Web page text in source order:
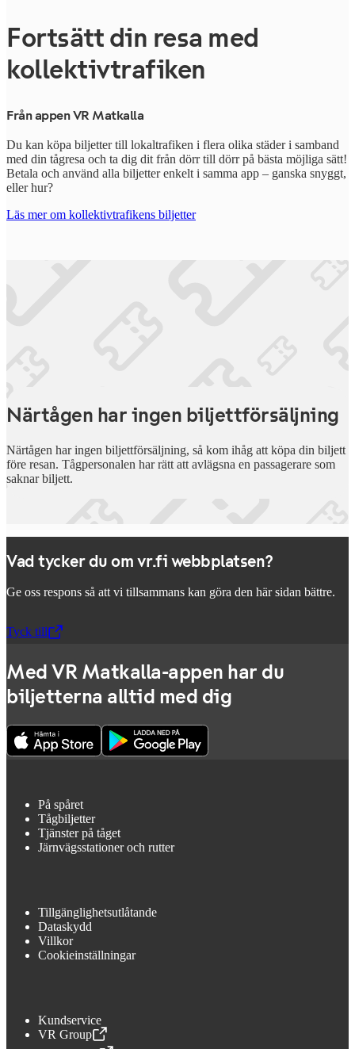
Fortsätt din resa med
kollektivtrafiken
Från appen VR Matkalla
Du kan köpa biljetter till lokaltrafiken i flera olika städer i samband
med din tågresa och ta dig dit från dörr till dörr på bästa möjliga sätt!
Betala och använd alla biljetter enkelt i samma app – ganska snyggt,
eller hur?
Läs mer om kollektivtrafikens biljetter
Närtågen har ingen biljettförsäljning
Närtågen har ingen biljettförsäljning, så kom ihåg att köpa din biljett
före resan. Tågpersonalen har rätt att avlägsna en passagerare som
saknar biljett.
Vad tycker du om vr.fi webbplatsen?
Ge oss respons så att vi tillsammans kan göra den här sidan bättre.
Tyck till
,Öppnas i en ny flik
Med VR Matkalla-appen har du
biljetterna alltid med dig
På spåret
Tågbiljetter
Tjänster på tåget
Järnvägsstationer och rutter
Tillgänglighetsutlåtande
Dataskydd
Villkor
Cookieinställningar
Kundservice
VR Group
,Öppnas i en ny flik